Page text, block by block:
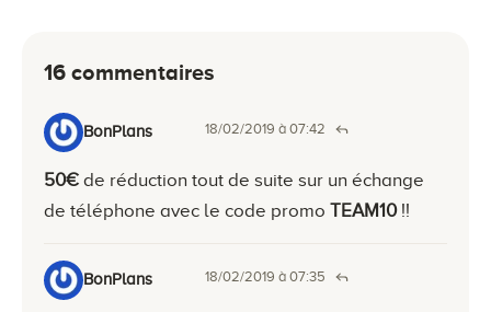
16 commentaires
BonPlans 18/02/2019 à 07:42
50€ de réduction tout de suite sur un échange
de téléphone avec le code promo TEAM10!!
BonPlans 18/02/2019 à 07:35